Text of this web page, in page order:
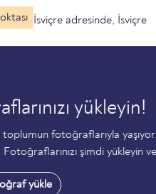
İsviçre adresinde, İsviçre
yükleyin!
toplumun fotoğraflarıyla
şimdi yükleyin
yükle